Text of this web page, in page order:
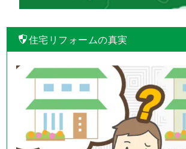
住宅リフォームの真実